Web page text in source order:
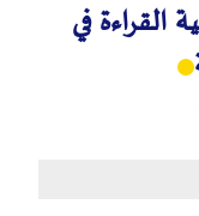
القراءة في